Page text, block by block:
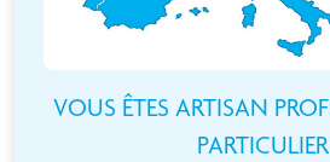
VOUS ÊTES ARTISAN